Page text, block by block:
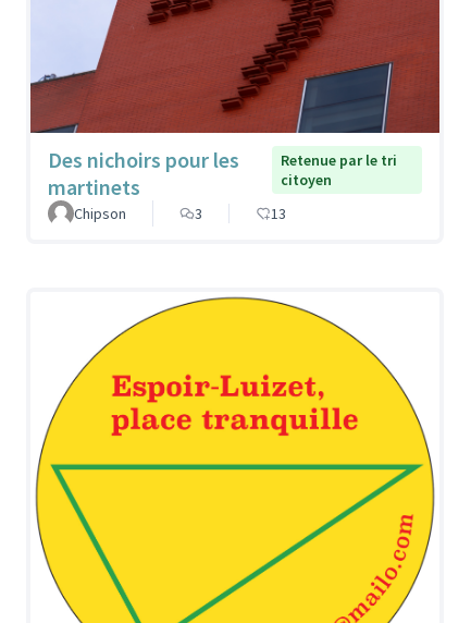
Des nichoirs pour les
martinets
Retenue par le tri
citoyen
Chipson
3 13